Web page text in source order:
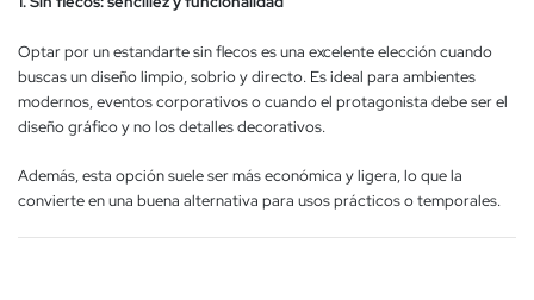
Optar por un estandarte sin flecos es una excelente elección cuando
buscas un diseño limpio, sobrio y directo. Es ideal para ambientes
modernos, eventos corporativos o cuando el protagonista debe ser el
diseño gráfico y no los detalles decorativos.
Además, esta opción suele ser más económica y ligera, lo que la
convierte en una buena alternativa para usos prácticos o temporales.